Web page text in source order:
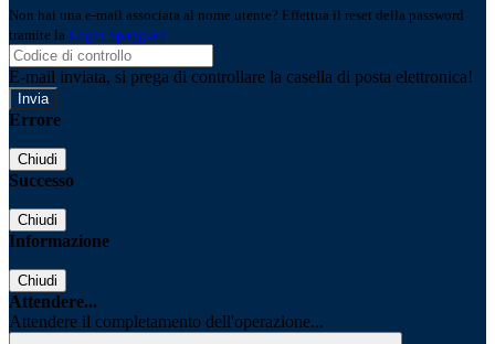
Non hai una e-mail associata al nome utente? Effettua il reset della password
tramite la Login Spaggiari
E-mail inviata, si prega di controllare la casella di posta elettronica!
Errore
Chiudi
Successo
Chiudi
Informazione
Chiudi
Attendere...
Attendere il completamento dell'operazione...